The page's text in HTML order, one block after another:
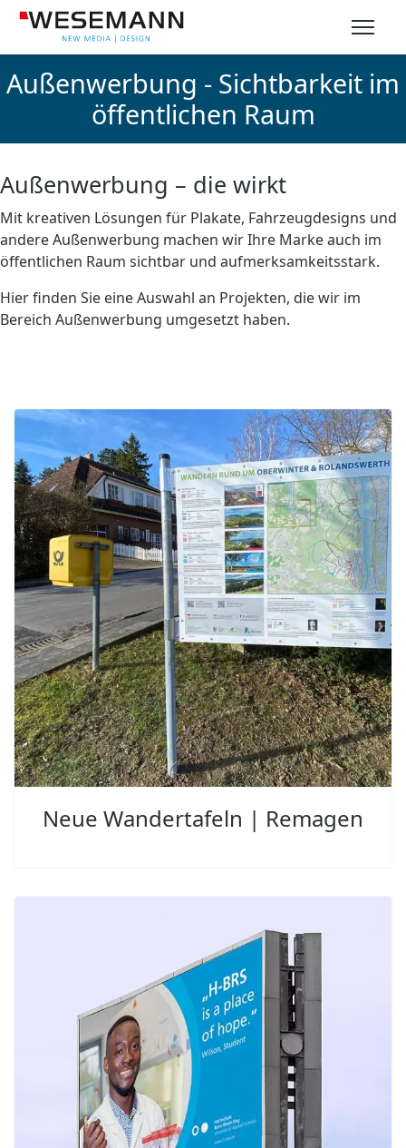
Außenwerbung - Sichtbarkeit im
öffentlichen Raum
Außenwerbung – die wirkt
Mit kreativen Lösungen für Plakate, Fahrzeugdesigns und
andere Außenwerbung machen wir Ihre Marke auch im
öffentlichen Raum sichtbar und aufmerksamkeitsstark.
Hier finden Sie eine Auswahl an Projekten, die wir im
Bereich Außenwerbung umgesetzt haben.
Neue Wandertafeln | Remagen